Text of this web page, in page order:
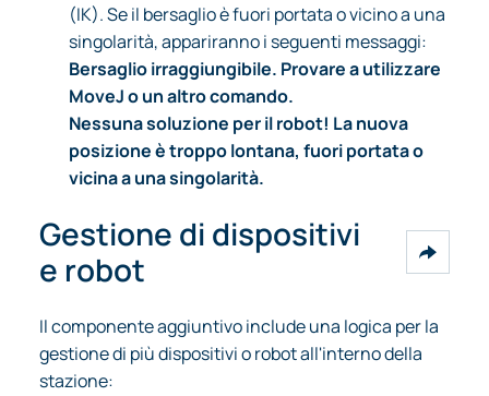
(IK). Se il bersaglio è fuori portata o vicino a una
singolarità, appariranno i seguenti messaggi:
Bersaglio irraggiungibile. Provare a utilizzare
MoveJ o un altro comando.
Nessuna soluzione per il robot! La nuova
posizione è troppo lontana, fuori portata o
vicina a una singolarità.
Gestione di dispositivi
e robot
Il componente aggiuntivo include una logica per la
gestione di più dispositivi o robot all'interno della
stazione: